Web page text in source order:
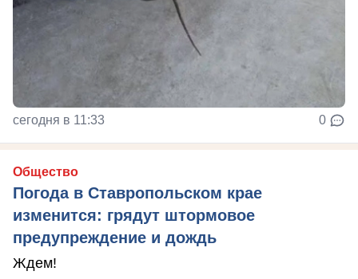
сегодня в 11:33 0
Общество
Погода в Ставропольском крае
изменится: грядут штормовое
предупреждение и дождь
Ждем!